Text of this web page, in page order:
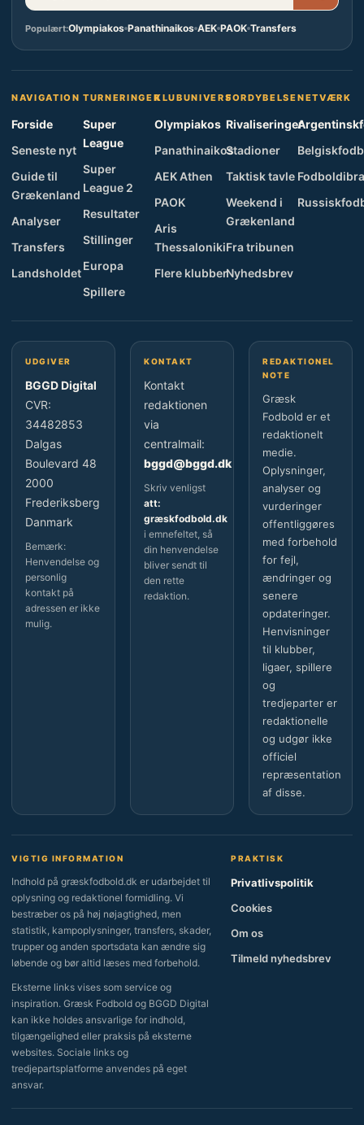
Populært:Olympiakos Panathinaikos AEK PAOK Transfers
NAVIGATION
Forside
Seneste nyt
Guide til
Grækenland
Analyser
Transfers
Landsholdet
TURNERINGER
Super
League
Super
League 2
Resultater
Stillinger
Europa
Spillere
KLUBUNIVERS
Olympiakos
Panathinaikos
AEK Athen
PAOK
Aris
Thessaloniki
Flere klubber
FORDYBELSE
Rivaliseringer
Stadioner
Taktisk tavle
Weekend i
Grækenland
Fra tribunen
Nyhedsbrev
NETVÆRK
UDGIVER
BGGD Digital
CVR:
34482853
Dalgas
Boulevard 48
2000
Frederiksberg
Danmark
Bemærk:
Henvendelse og
personlig
kontakt på
adressen er ikke
mulig.
KONTAKT
Kontakt
redaktionen
via
centralmail:
bggd@bggd.dk
Skriv venligst
att:
græskfodbold.dk
i emnefeltet, så
din henvendelse
bliver sendt til
den rette
redaktion.
REDAKTIONEL
NOTE
Græsk
Fodbold er et
redaktionelt
medie.
Oplysninger,
analyser og
vurderinger
offentliggøres
med forbehold
for fejl,
ændringer og
senere
opdateringer.
Henvisninger
til klubber,
ligaer, spillere
og
tredjeparter er
redaktionelle
og udgør ikke
officiel
repræsentation
af disse.
VIGTIG INFORMATION
Indhold på græskfodbold.dk er udarbejdet til
oplysning og redaktionel formidling. Vi
bestræber os på høj nøjagtighed, men
statistik, kampoplysninger, transfers, skader,
trupper og anden sportsdata kan ændre sig
løbende og bør altid læses med forbehold.
Eksterne links vises som service og
inspiration. Græsk Fodbold og BGGD Digital
kan ikke holdes ansvarlige for indhold,
tilgængelighed eller praksis på eksterne
websites. Sociale links og
tredjepartsplatforme anvendes på eget
ansvar.
PRAKTISK
Privatlivspolitik
Cookies
Om os
Tilmeld nyhedsbrev